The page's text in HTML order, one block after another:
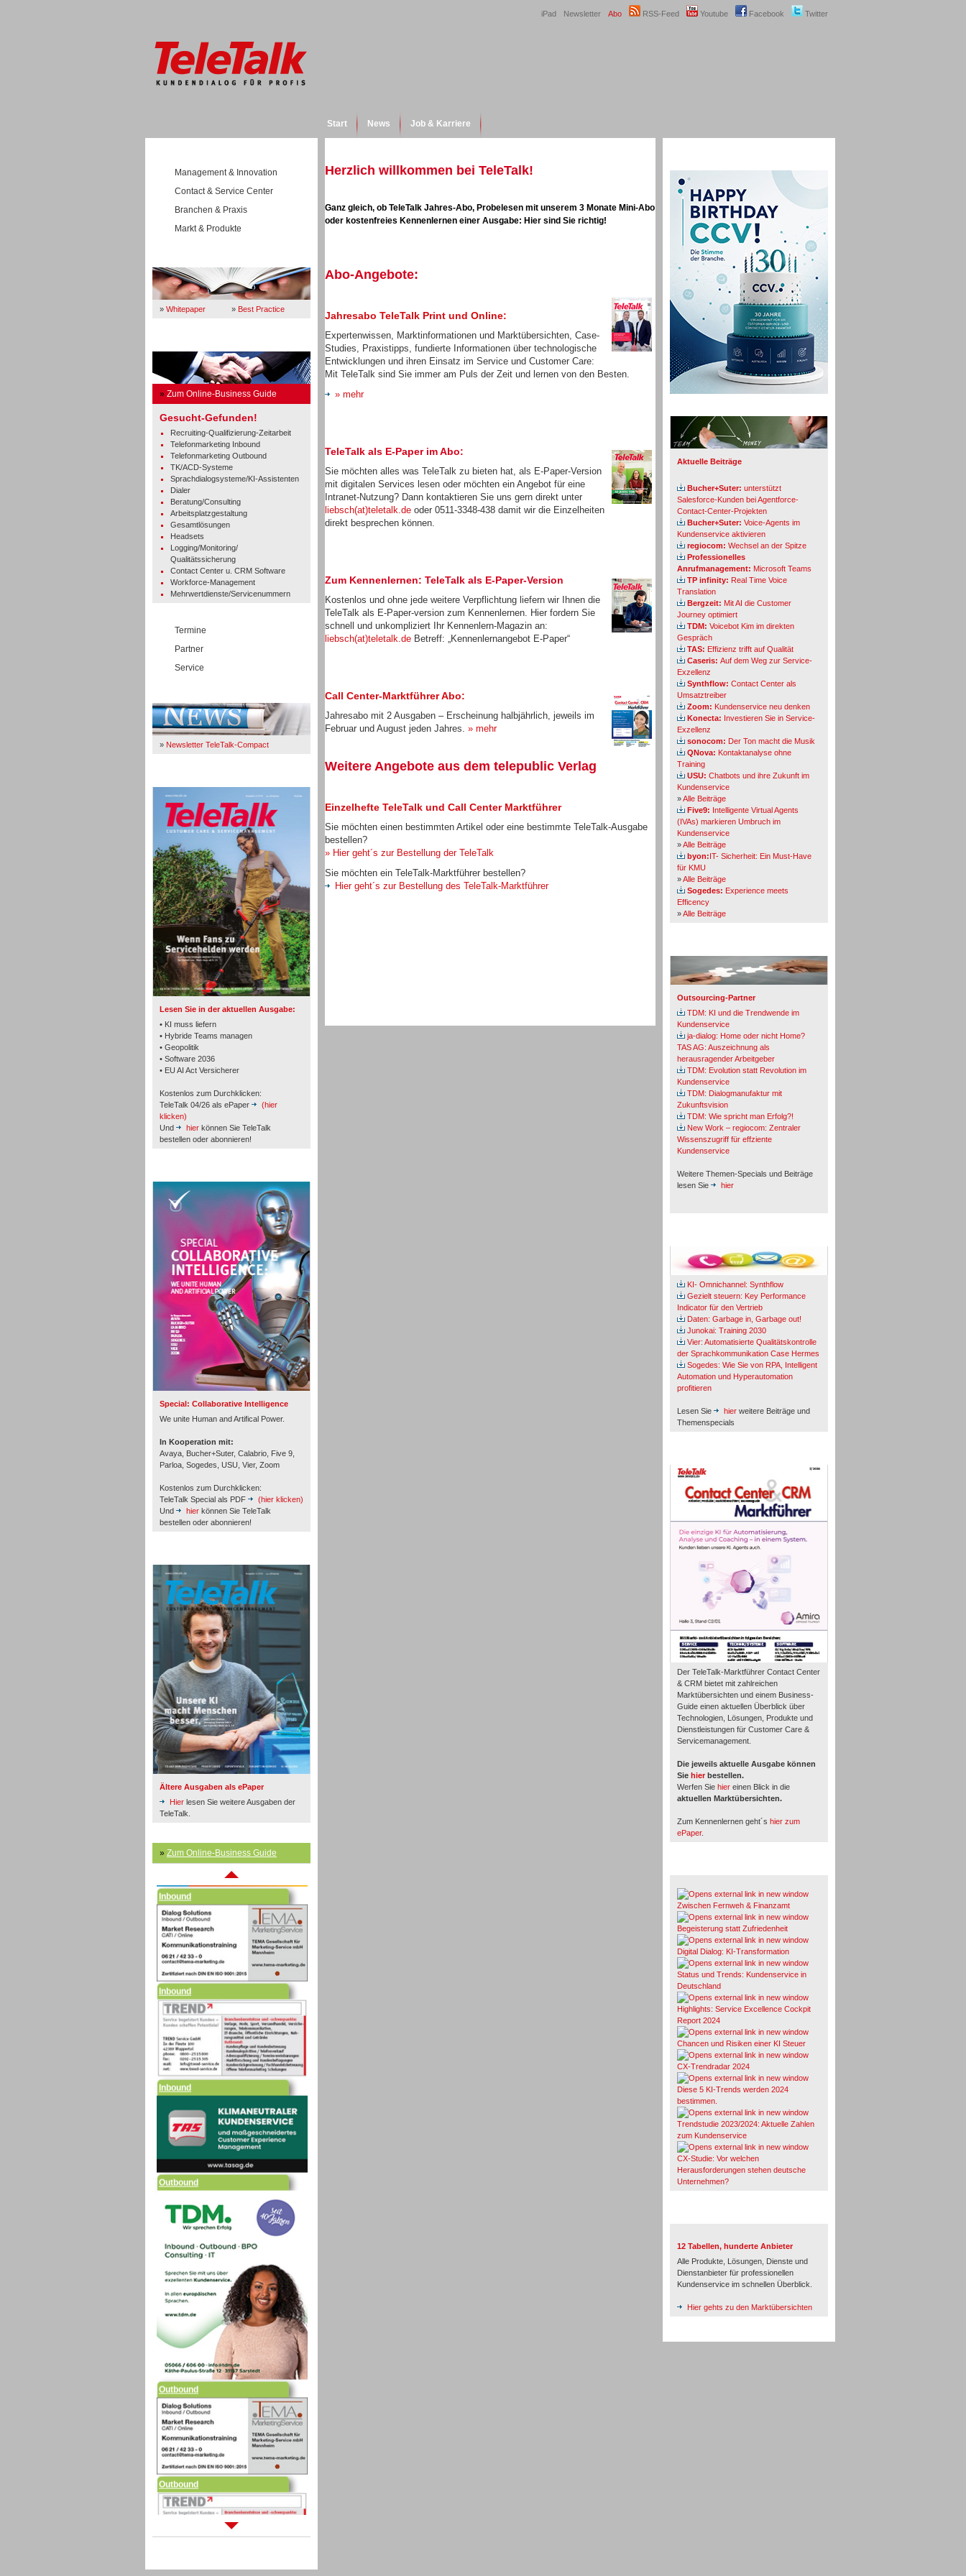
Twitter
Facebook
Youtube
RSS-Feed
Abo
Newsletter
iPad
Start News Job & Karriere
Management & Innovation
Contact & Service Center
Branchen & Praxis
Markt & Produkte
» Whitepaper » Best Practice
» Zum Online-Business Guide
Gesucht-Gefunden!
Recruiting-Qualifizierung-Zeitarbeit
Telefonmarketing Inbound
Telefonmarketing Outbound
TK/ACD-Systeme
Sprachdialogsysteme/KI-Assistenten
Dialer
Beratung/Consulting
Arbeitsplatzgestaltung
Gesamtlösungen
Headsets
Logging/Monitoring/
Qualitätssicherung
Contact Center u. CRM Software
Workforce-Management
Mehrwertdienste/Servicenummern
Termine
Partner
Service
» Newsletter TeleTalk-Compact
Lesen Sie in der aktuellen Ausgabe:
• KI muss liefern
• Hybride Teams managen
• Geopolitik
• Software 2036
• EU AI Act Versicherer
Kostenlos zum Durchklicken:
TeleTalk 04/26 als ePaper
(hier
klicken)
Und
hier können Sie TeleTalk
bestellen oder abonnieren!
Special: Collaborative Intelligence
We unite Human and Artifical Power.
In Kooperation mit:
Avaya, Bucher+Suter, Calabrio, Five 9,
Parloa, Sogedes, USU, Vier, Zoom
Kostenlos zum Durchklicken:
TeleTalk Special als PDF
(hier klicken)
Und
hier können Sie TeleTalk
bestellen oder abonnieren!
Ältere Ausgaben als ePaper
Hier lesen Sie weitere Ausgaben der
TeleTalk.
» Zum Online-Business Guide
TK- und ACD-Systeme
Workforce-Management
Personal
Inbound
Inbound
Inbound
Inbound
Inbound
Outbound
Outbound
Herzlich willkommen bei TeleTalk!
Ganz gleich, ob TeleTalk Jahres-Abo, Probelesen mit unserem 3 Monate Mini-Abo
oder kostenfreies Kennenlernen einer Ausgabe: Hier sind Sie richtig!
Abo-Angebote:
Jahresabo TeleTalk Print und Online:
Expertenwissen, Marktinformationen und Marktübersichten, Case-
Studies, Praxistipps, fundierte Informationen über technologische
Entwicklungen und ihren Einsatz im Service und Customer Care:
Mit TeleTalk sind Sie immer am Puls der Zeit und lernen von den Besten.
» mehr
TeleTalk als E-Paper im Abo:
Sie möchten alles was TeleTalk zu bieten hat, als E-Paper-Version
mit digitalen Services lesen oder möchten ein Angebot für eine
Intranet-Nutzung? Dann kontaktieren Sie uns gern direkt unter
liebsch(at)teletalk.de oder 0511-3348-438 damit wir die Einzelheiten
direkt besprechen können.
Zum Kennenlernen: TeleTalk als E-Paper-Version
Kostenlos und ohne jede weitere Verpflichtung liefern wir Ihnen die
TeleTalk als E-Paper-version zum Kennenlernen. Hier fordern Sie
schnell und unkompliziert Ihr Kennenlern-Magazin an:
liebsch(at)teletalk.de Betreff: „Kennenlernangebot E-Paper“
Call Center-Marktführer Abo:
Jahresabo mit 2 Ausgaben – Erscheinung halbjährlich, jeweils im
Februar und August jeden Jahres. » mehr
Weitere Angebote aus dem telepublic Verlag
Einzelhefte TeleTalk und Call Center Marktführer
Sie möchten einen bestimmten Artikel oder eine bestimmte TeleTalk-Ausgabe
bestellen?
» Hier geht´s zur Bestellung der TeleTalk
Sie möchten ein TeleTalk-Marktführer bestellen?
Hier geht´s zur Bestellung des TeleTalk-Marktführer
Aktuelle Beiträge
Bucher+Suter: unterstützt
Salesforce-Kunden bei Agentforce-
Contact-Center-Projekten
Bucher+Suter: Voice-Agents im
Kundenservice aktivieren
regiocom: Wechsel an der Spitze
Professionelles
Anrufmanagement: Microsoft Teams
TP infinity: Real Time Voice
Translation
Bergzeit: Mit AI die Customer
Journey optimiert
TDM: Voicebot Kim im direkten
Gespräch
TAS: Effizienz trifft auf Qualität
Caseris: Auf dem Weg zur Service-
Exzellenz
Synthflow: Contact Center als
Umsatztreiber
Zoom: Kundenservice neu denken
Konecta: Investieren Sie in Service-
Exzellenz
sonocom: Der Ton macht die Musik
QNova: Kontaktanalyse ohne
Training
USU: Chatbots und ihre Zukunft im
Kundenservice
»Alle Beiträge
Five9: Intelligente Virtual Agents
(IVAs) markieren Umbruch im
Kundenservice
»Alle Beiträge
byon:IT- Sicherheit: Ein Must-Have
für KMU
»Alle Beiträge
Sogedes: Experience meets
Efficency
»Alle Beiträge
Outsourcing-Partner
TDM: KI und die Trendwende im
Kundenservice
ja-dialog: Home oder nicht Home?
TAS AG: Auszeichnung als
herausragender Arbeitgeber
TDM: Evolution statt Revolution im
Kundenservice
TDM: Dialogmanufaktur mit
Zukunftsvision
TDM: Wie spricht man Erfolg?!
New Work – regiocom: Zentraler
Wissenszugriff für effziente
Kundenservice
Weitere Themen-Specials und Beiträge
lesen Sie
hier
KI- Omnichannel: Synthflow
Gezielt steuern: Key Performance
Indicator für den Vertrieb
Daten: Garbage in, Garbage out!
Junokai: Training 2030
Vier: Automatisierte Qualitätskontrolle
der Sprachkommunikation Case Hermes
Sogedes: Wie Sie von RPA, Intelligent
Automation und Hyperautomation
profitieren
Lesen Sie hier weitere Beiträge und
Themenspecials
Der TeleTalk-Marktführer Contact Center
& CRM bietet mit zahlreichen
Marktübersichten und einem Business-
Guide einen aktuellen Überblick über
Technologien, Lösungen, Produkte und
Dienstleistungen für Customer Care &
Servicemanagement.
Die jeweils aktuelle Ausgabe können
Sie hier bestellen.
Werfen Sie hier einen Blick in die
aktuellen Marktübersichten.
Zum Kennenlernen geht´s hier zum
ePaper.
Zwischen Fernweh & Finanzamt
Begeisterung statt Zufriedenheit
Digital Dialog: KI-Transformation
Status und Trends: Kundenservice in
Deutschland
Highlights: Service Excellence Cockpit
Report 2024
Chancen und Risiken einer KI Steuer
CX-Trendradar 2024
Diese 5 KI-Trends werden 2024
bestimmen.
Trendstudie 2023/2024: Aktuelle Zahlen
zum Kundenservice
CX-Studie: Vor welchen
Herausforderungen stehen deutsche
Unternehmen?
12 Tabellen, hunderte Anbieter
Alle Produkte, Lösungen, Dienste und
Dienstanbieter für professionellen
Kundenservice im schnellen Überblick.
Hier gehts zu den Marktübersichten